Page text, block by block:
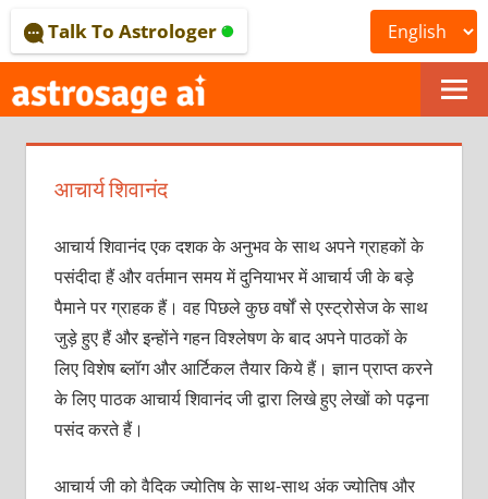
to
content
ONLINE
ASTROLOGICAL
–
ASTROSAGE
MAGAZINE
Talk To Astrologer
आचार्य शिवानंद
आचार्य शिवानंद एक दशक के अनुभव के साथ अपने ग्राहकों के
पसंदीदा हैं और वर्तमान समय में दुनियाभर में आचार्य जी के बड़े
पैमाने पर ग्राहक हैं। वह पिछले कुछ वर्षों से एस्ट्रोसेज के साथ
जुड़े हुए हैं और इन्होंने गहन विश्लेषण के बाद अपने पाठकों के
लिए विशेष ब्लॉग और आर्टिकल तैयार किये हैं। ज्ञान प्राप्त करने
के लिए पाठक आचार्य शिवानंद जी द्वारा लिखे हुए लेखों को पढ़ना
पसंद करते हैं।
आचार्य जी को वैदिक ज्योतिष के साथ-साथ अंक ज्योतिष और